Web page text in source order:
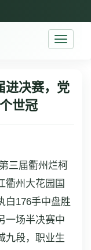
Toggle
进决赛，党
世冠
三届衢州烂柯
衢州大花园国
白176手中盘胜
一场半决赛中
九段，职业生